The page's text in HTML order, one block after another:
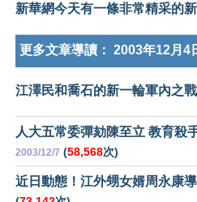
新華網今天有一條非常精采的
更多文章導讀： 2003年12月4
江澤民和喬石的新一輪軍內之戰
人大五常委彈劾陳至立 教育殺
2003/12/7 (58,568次)
近日動態！江外甥女婿周永康